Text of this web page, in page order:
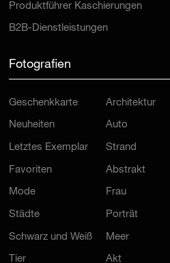
Produktführer Kaschierungen
B2B-Dienstleistungen
Fotografien
Geschenkkarte
Neuheiten
Letztes Exemplar
Favoriten
Mode
Städte
Schwarz und Weiß
Tier
Architektur
Auto
Strand
Abstrakt
Frau
Porträt
Meer
Akt